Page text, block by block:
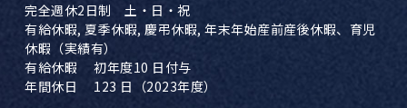
完全週休2日制 土・日・祝
有給休暇, 夏季休暇, 慶弔休暇, 年末年始産前産後休暇、育児
休暇（実績有）
有給休暇 初年度10 日付与
年間休日 123 日（2023年度）